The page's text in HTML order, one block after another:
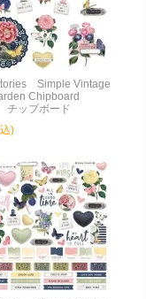
Simple Vintage
Chipboard
ップボード
)